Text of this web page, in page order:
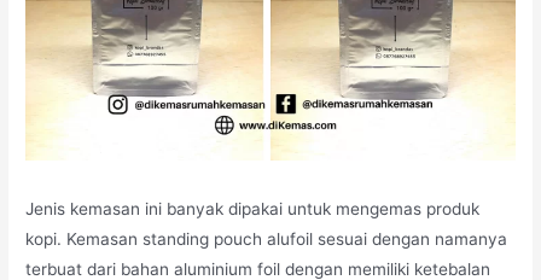
Jenis kemasan ini banyak dipakai untuk mengemas produk
kopi. Kemasan standing pouch alufoil sesuai dengan namanya
terbuat dari bahan aluminium foil dengan memiliki ketebalan